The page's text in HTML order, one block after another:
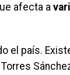
afecta a
el país.